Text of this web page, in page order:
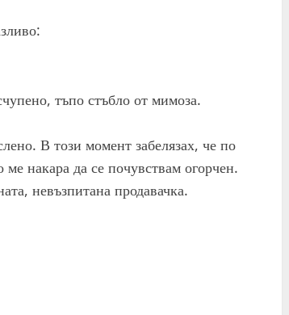
тъпо стъбло от мимоза.
В този момент забелязах, че по
накара да се почувствам огорчен.
невъзпитана продавачка.